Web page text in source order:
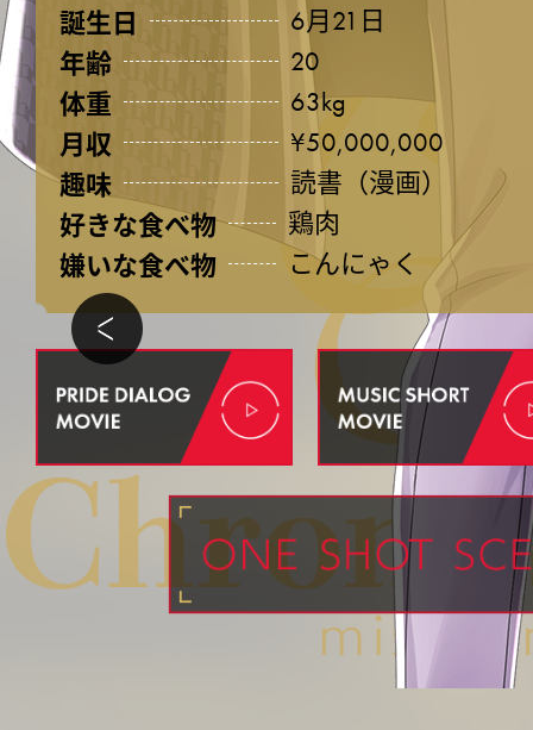
誕生日
6月21日
年齢 20
体重 63kg
月収 ¥50,000,000
趣味 読書（漫画）
好きな食べ物 鶏肉
嫌いな食べ物 こんにゃく